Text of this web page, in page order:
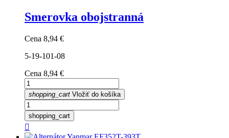
Smerovka obojstranná
Cena 8,94 €
5-19-101-08
Cena 8,94 €
shopping_cart Vložiť do košíka
shopping_cart
